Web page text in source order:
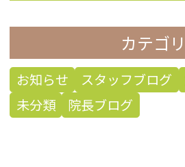
カテゴリ
お知らせ スタッフブログ
未分類
院長ブログ